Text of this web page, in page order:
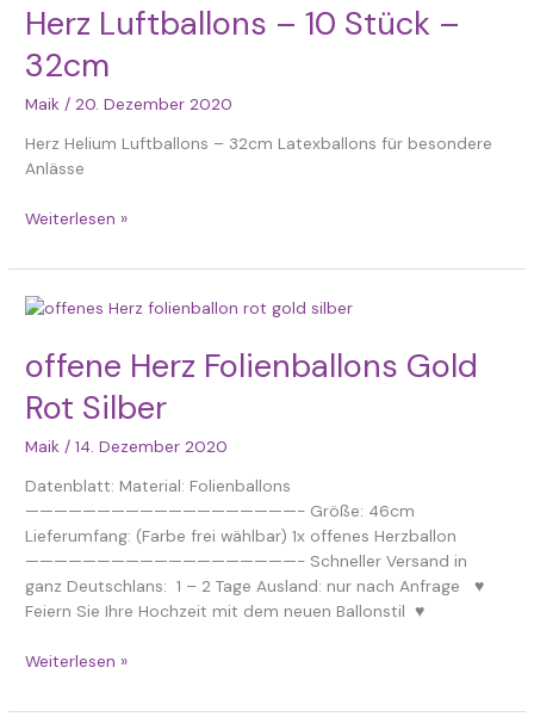
Herz Luftballons – 10 Stück –
32cm
Maik / 20. Dezember 2020
Herz Helium Luftballons – 32cm Latexballons für besondere
Anlässe
–
10
Stück
32cm
Weiterlesen »
offene Herz Folienballons Gold
Rot Silber
Maik/14. Dezember 2020
Datenblatt: Material: Folienballons
———————————————————- Größe: 46cm
Lieferumfang: (Farbe frei wählbar) 1x offenes Herzballon
———————————————————- Schneller Versand in
ganz Deutschlans: 1 – 2 Tage Ausland: nur nach Anfrage ♥
Feiern Sie Ihre Hochzeit mit dem neuen Ballonstil ♥
offene
Folienballons
Gold
Rot
Weiterlesen »